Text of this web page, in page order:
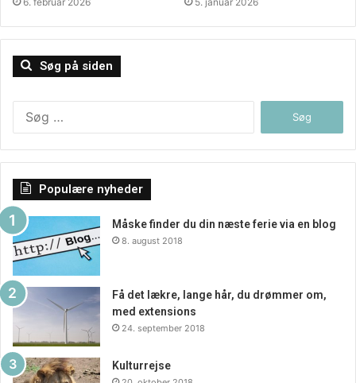
omkring størrelse, højde, længde, brede med mere. Samt
læse hvor mange adgange der er.
Søg på siden
Populære nyheder
Måske finder du din næste ferie via en blog
8. august 2018
Få det lækre, lange hår, du drømmer om,
med extensions
24. september 2018
Kulturrejse